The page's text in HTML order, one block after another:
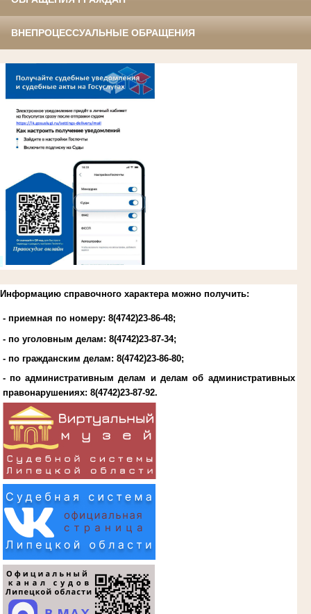
ВНЕПРОЦЕССУАЛЬНЫЕ ОБРАЩЕНИЯ
Информацию справочного характера можно получить:
- приемная по номеру: 8(4742)23-86-48;
- по уголовным делам: 8(4742)23-87-34;
- по гражданским делам: 8(4742)23-86-80;
- по административным делам и делам об административных
правонарушениях: 8(4742)23-87-92.